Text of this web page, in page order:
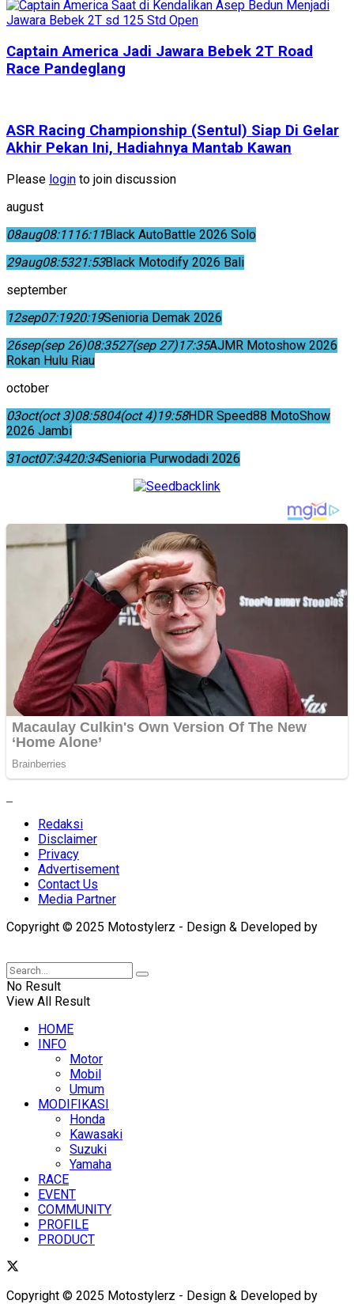
Captain America Jadi Jawara Bebek 2T Road
Race Pandeglang
ASR Racing Championship (Sentul) Siap Di Gelar
Akhir Pekan Ini, Hadiahnya Mantab Kawan
Please login to join discussion
august
08aug08:1116:11Black AutoBattle 2026 Solo
29aug08:5321:53Black Motodify 2026 Bali
september
12sep07:1920:19Senioria Demak 2026
26sep(sep 26)08:3527(sep 27)17:35AJMR Motoshow 2026
Rokan Hulu Riau
october
03oct(oct 3)08:5804(oct 4)19:58HDR Speed88 MotoShow
2026 Jambi
31oct07:3420:34Senioria Purwodadi 2026
Redaksi
Disclaimer
Privacy
Advertisement
Contact Us
Media Partner
Copyright © 2025 Motostylerz - Design & Developed by
No Result
View All Result
HOME
INFO
Motor
Mobil
Umum
MODIFIKASI
Honda
Kawasaki
Suzuki
Yamaha
RACE
EVENT
COMMUNITY
PROFILE
PRODUCT
Copyright © 2025 Motostylerz - Design & Developed by